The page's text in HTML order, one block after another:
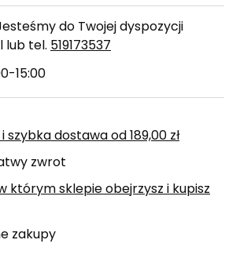
do Twojej dyspozycji
lub tel. 519173537
15:00
szybka dostawa od 189,00 zł
zwrot
którym sklepie obejrzysz i kupisz
zakupy